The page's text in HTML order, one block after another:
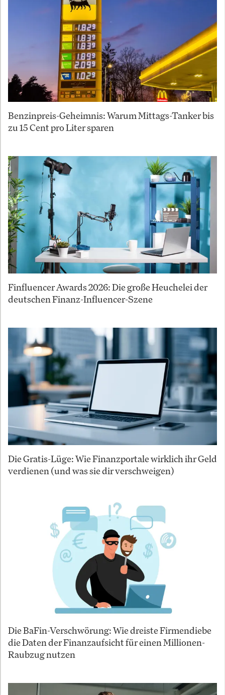
Benzinpreis-Geheimnis: Warum Mittags-Tanker bis
zu 15 Cent pro Liter sparen
Finfluencer Awards 2026: Die große Heuchelei der
deutschen Finanz-Influencer-Szene
Die Gratis-Lüge: Wie Finanzportale wirklich ihr Geld
verdienen (und was sie dir verschweigen)
Die BaFin-Verschwörung: Wie dreiste Firmendiebe
die Daten der Finanzaufsicht für einen Millionen-
Raubzug nutzen